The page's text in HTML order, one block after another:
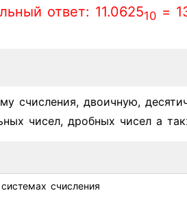
ответ: 11.062510 =
счисления, двоичную,
чисел, дробных чисел а
счисления